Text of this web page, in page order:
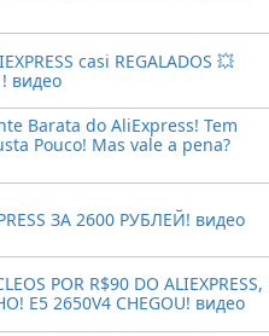
casi REGALADOS 💥
видео
Barata do AliExpress! Tem
Pouco! Mas vale a pena?
ЗА 2600 РУБЛЕЙ! видео
POR R$90 DO ALIEXPRESS,
E5 2650V4 CHEGOU! видео